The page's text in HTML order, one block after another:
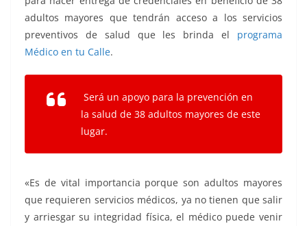
adultos mayores que tendrán acceso a los servicios
preventivos de salud que les brinda el programa
Médico en tu Calle.
Será un apoyo para la prevención en
la salud de 38 adultos mayores de este
lugar.
«Es de vital importancia porque son adultos mayores
que requieren servicios médicos, ya no tienen que salir
y arriesgar su integridad física, el médico puede venir